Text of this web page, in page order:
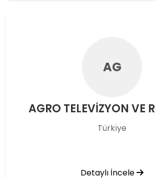
AG
Türkı̇ye
Detaylı İncele